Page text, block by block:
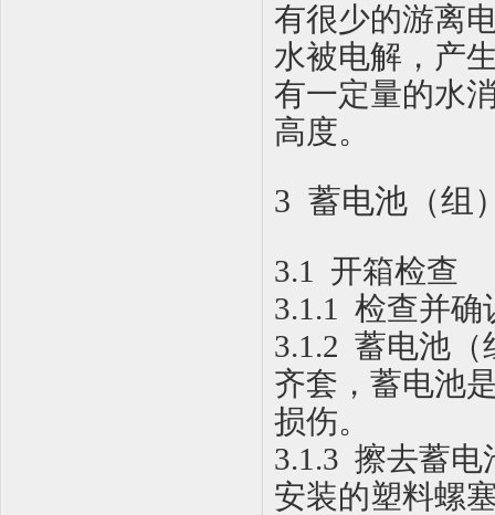
有很少的游离
水被电解，产
有一定量的水
高度。
3 蓄电池（组
3.1
开箱检查
3.1 .1
检查并确
3.1.2 蓄电池（
齐套，蓄电池
损伤。
3.1.3 擦去蓄电
安装的塑料螺